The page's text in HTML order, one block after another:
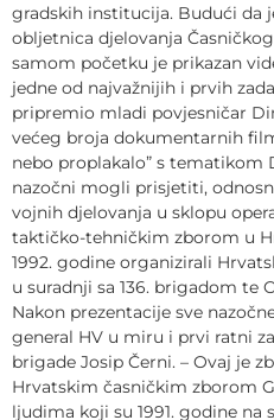
gradskih institucija. Budući da
obljetnica djelovanja
samom početku je prikazan
jedne od najvažnijih i prvih
pripremio mladi povjesničar
većeg broja dokumentarnih
nebo proplakalo” s tematikom
nazočni mogli prisjetiti,
vojnih djelovanja u sklopu
taktičko-tehničkim zborom u
1992. godine organizirali
u suradnji sa 136. brigadom te
Nakon prezentacije sve
general HV u miru i prvi ratni
brigade Josip Černi. – Ovaj je
Hrvatskim časničkim zborom
ljudima koji su 1991. godine na